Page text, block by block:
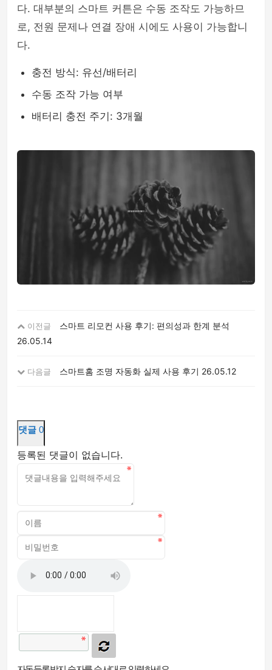
다. 대부분의 스마트 커튼은 수동 조작도 가능하므
로, 전원 문제나 연결 장애 시에도 사용이 가능합니
다.
충전 방식: 유선/배터리
수동 조작 가능 여부
배터리 충전 주기: 3개월
이전글
스마트 리모컨 사용 후기: 편의성과 한계 분석
26.05.14
다음글 스마트홈 조명 자동화 실제 사용 후기 26.05.12
댓글 0
등록된 댓글이 없습니다.